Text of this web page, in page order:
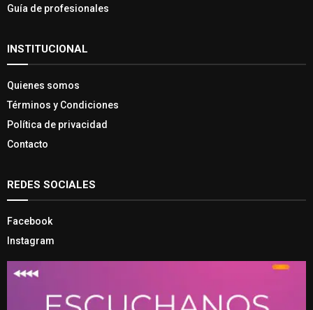
Guía de profesionales
INSTITUCIONAL
Quienes somos
Términos y Condiciones
Política de privacidad
Contacto
REDES SOCIALES
Facebook
Instagram